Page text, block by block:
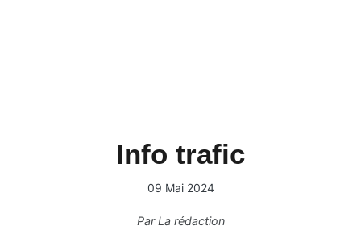
Info trafic
09 Mai 2024
ParLa rédaction